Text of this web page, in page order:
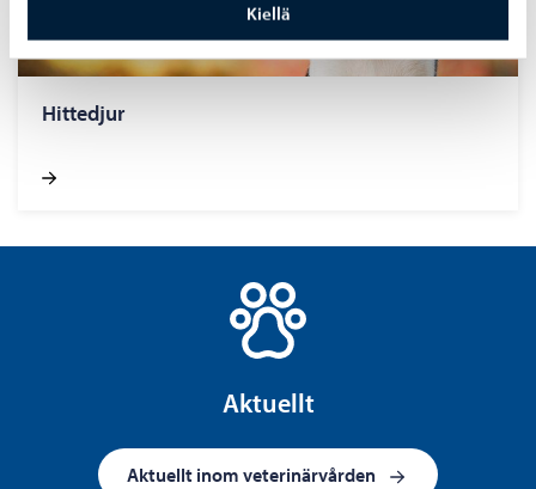
Kiellä
Hittedjur
Aktuellt
Aktuellt inom veterinärvården